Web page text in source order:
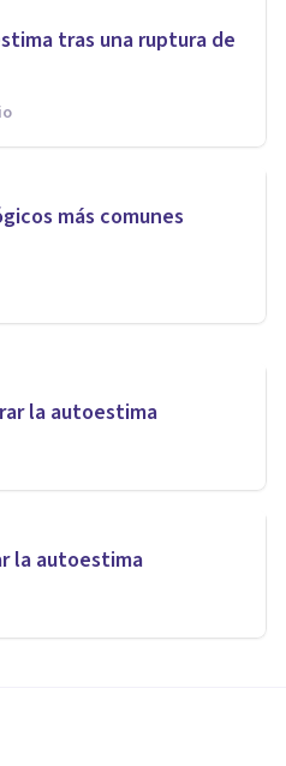
tras una ruptura de
más comunes
personas con
la autoestima
la autoestima